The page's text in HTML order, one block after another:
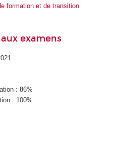
formation et de transition
examens
:
: 86%
: 100%